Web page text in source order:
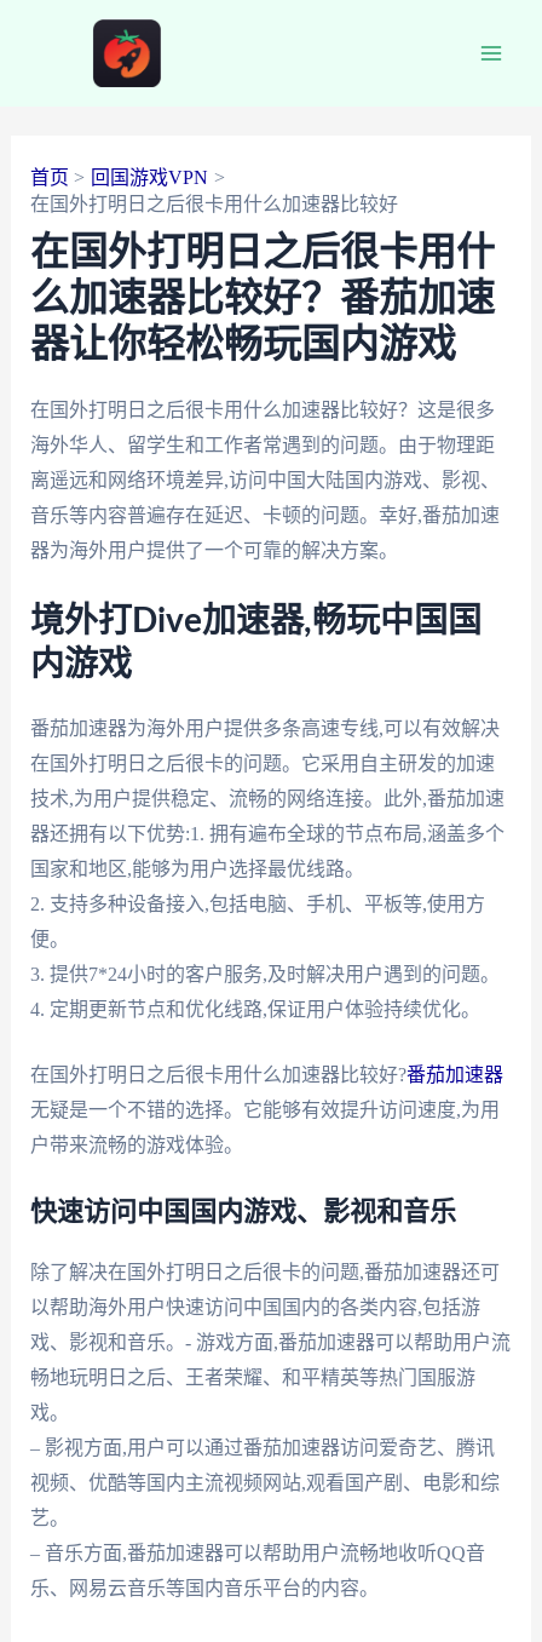
首页
回国游戏VPN
在国外打明日之后很卡用什么加速器比较好
在国外打明日之后很卡用什
么加速器比较好？番茄加速
器让你轻松畅玩国内游戏
在国外打明日之后很卡用什么加速器比较好？这是很多
海外华人、留学生和工作者常遇到的问题。由于物理距
离遥远和网络环境差异,访问中国大陆国内游戏、影视、
音乐等内容普遍存在延迟、卡顿的问题。幸好,番茄加速
器为海外用户提供了一个可靠的解决方案。
境外打Dive加速器,畅玩中国国
内游戏
番茄加速器为海外用户提供多条高速专线,可以有效解决
在国外打明日之后很卡的问题。它采用自主研发的加速
技术,为用户提供稳定、流畅的网络连接。此外,番茄加速
器还拥有以下优势:1. 拥有遍布全球的节点布局,涵盖多个
国家和地区,能够为用户选择最优线路。
2. 支持多种设备接入,包括电脑、手机、平板等,使用方
便。
3. 提供7*24小时的客户服务,及时解决用户遇到的问题。
4. 定期更新节点和优化线路,保证用户体验持续优化。
在国外打明日之后很卡用什么加速器比较好?番茄加速器
无疑是一个不错的选择。它能够有效提升访问速度,为用
户带来流畅的游戏体验。
快速访问中国国内游戏、影视和音乐
除了解决在国外打明日之后很卡的问题,番茄加速器还可
以帮助海外用户快速访问中国国内的各类内容,包括游
戏、影视和音乐。- 游戏方面,番茄加速器可以帮助用户流
畅地玩明日之后、王者荣耀、和平精英等热门国服游
戏。
– 影视方面,用户可以通过番茄加速器访问爱奇艺、腾讯
视频、优酷等国内主流视频网站,观看国产剧、电影和综
艺。
– 音乐方面,番茄加速器可以帮助用户流畅地收听QQ音
乐、网易云音乐等国内音乐平台的内容。